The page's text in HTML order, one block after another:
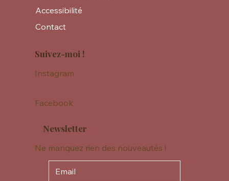
Accessibilité
Contact
Suivez-moi !
Instagram
Facebook
Newsletter
Ne manquez rien des nouveautés !